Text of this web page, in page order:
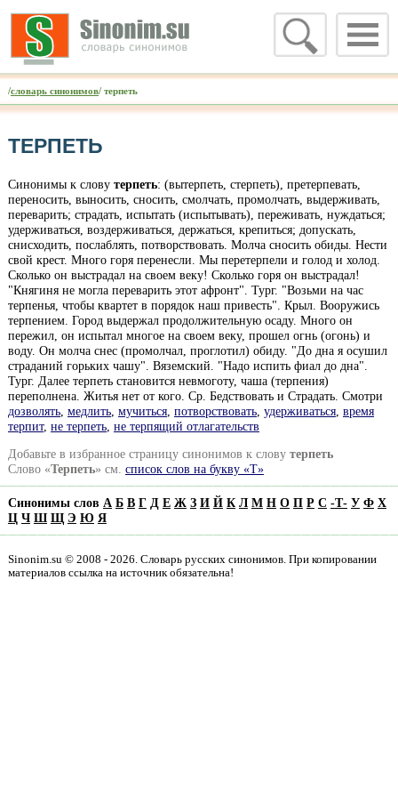
/словарь синонимов/ терпеть
ТЕРПЕТЬ
Синонимы к слову терпеть: (вытерпеть, стерпеть), претерпевать,
переносить, выносить, сносить, смолчать, промолчать, выдерживать,
переварить; страдать, испытать (испытывать), переживать, нуждаться;
удерживаться, воздерживаться, держаться, крепиться; допускать,
снисходить, послаблять, потворствовать. Молча сносить обиды. Нести
свой крест. Много горя перенесли. Мы перетерпели и голод и холод.
Сколько он выстрадал на своем веку! Сколько горя он выстрадал!
"Княгиня не могла переварить этот афронт". Тург. "Возьми на час
терпенья, чтобы квартет в порядок наш привесть". Крыл. Вооружись
терпением. Город выдержал продолжительную осаду. Много он
пережил, он испытал многое на своем веку, прошел огнь (огонь) и
воду. Он молча снес (промолчал, проглотил) обиду. "До дна я осушил
страданий горьких чашу". Вяземский. "Надо испить фиал до дна".
Тург. Далее терпеть становится невмоготу, чаша (терпения)
переполнена. Житья нет от кого. Ср. Бедствовать и Страдать. Смотри
дозволять, медлить, мучиться, потворствовать, удерживаться, время
терпит, не терпеть, не терпящий отлагательств
Добавьте в избранное страницу синонимов к слову терпеть
Слово «Терпеть» см. список слов на букву «Т»
Синонимы слов А Б В Г Д Е Ж З И Й К Л М Н О П Р С -Т- У Ф Х
Ц Ч Ш Щ Э Ю Я
Sinonim.su © 2008 - 2026. Словарь русских синонимов. При копировании
материалов ссылка на источник обязательна!